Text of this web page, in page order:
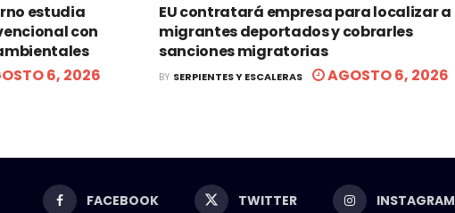
estudia
con
6, 2026
EU contratará empresa para localizar a
migrantes deportados y cobrarles
sanciones migratorias
BY SERPIENTES Y ESCALERAS AGOSTO 6, 2026
FACEBOOK TWITTER INSTAGRAM